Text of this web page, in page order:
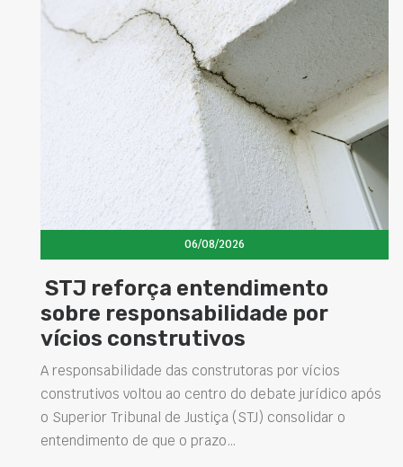
entendimento
por
das construtoras por vícios
ao centro do debate jurídico após
de Justiça (STJ) consolidar o
o prazo…
Concretos
elevam
soluções na
Projetar estruturas
intervenções de